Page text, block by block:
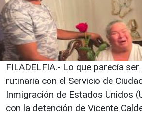
FILADELFIA.- Lo que parecía
rutinaria con el Servicio de
Inmigración de Estados Unidos
con la detención de Vicente